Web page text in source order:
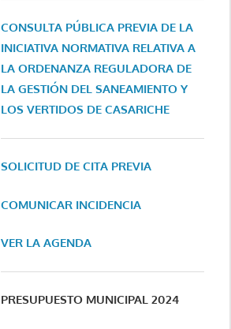
CONSULTA PÚBLICA PREVIA DE LA
INICIATIVA NORMATIVA RELATIVA A
LA ORDENANZA REGULADORA DE
LA GESTIÓN DEL SANEAMIENTO Y
LOS VERTIDOS DE CASARICHE
SOLICITUD DE CITA PREVIA
COMUNICAR INCIDENCIA
VER LA AGENDA
PRESUPUESTO MUNICIPAL 2024